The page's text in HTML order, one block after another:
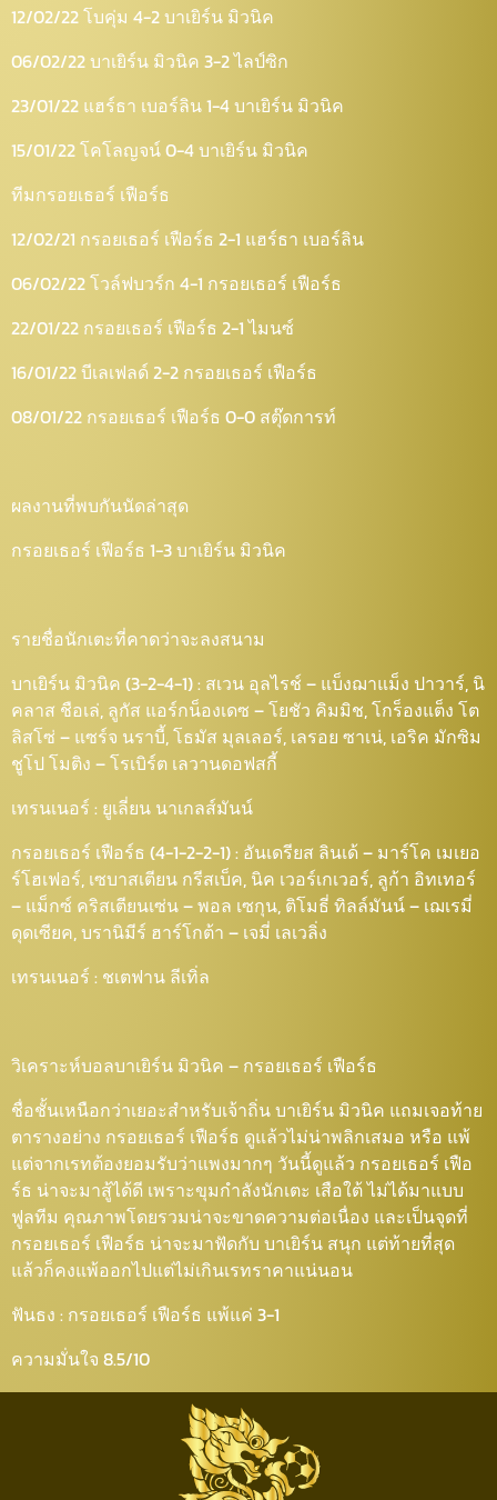
12/02/22 โบคุ่ม 4-2 บาเยิร์น มิวนิค
06/02/22 บาเยิร์น มิวนิค 3-2 ไลป์ซิก
23/01/22 แฮร์ธา เบอร์ลิน 1-4 บาเยิร์น มิวนิค
15/01/22 โคโลญจน์ 0-4 บาเยิร์น มิวนิค
ทีมกรอยเธอร์ เฟือร์ธ
12/02/21 กรอยเธอร์ เฟือร์ธ 2-1 แฮร์ธา เบอร์ลิน
06/02/22 โวล์ฟบวร์ก 4-1 กรอยเธอร์ เฟือร์ธ
22/01/22 กรอยเธอร์ เฟือร์ธ 2-1 ไมนซ์
16/01/22 บีเลเฟลด์ 2-2 กรอยเธอร์ เฟือร์ธ
08/01/22 กรอยเธอร์ เฟือร์ธ 0-0 สตุ๊ดการท์
ผลงานที่พบกันนัดล่าสุด
กรอยเธอร์ เฟือร์ธ 1-3 บาเยิร์น มิวนิค
รายชื่อนักเตะที่คาดว่าจะลงสนาม
บาเยิร์น มิวนิค (3-2-4-1) : สเวน อุลไรช์ – แบ็งฌาแม็ง ปาวาร์, นิ
คลาส ชือเล่, ลูกัส แอร์กน็องเดซ – โยชัว คิมมิช, โกร็องแต็ง โต
ลิสโซ่ – แซร์จ นราบี้, โธมัส มุลเลอร์, เลรอย ซาเน่, เอริค มักซิม
ชูโป โมติง – โรเบิร์ต เลวานดอฟสกี้
เทรนเนอร์ : ยูเลี่ยน นาเกลส์มันน์
กรอยเธอร์ เฟือร์ธ (4-1-2-2-1) : อันเดรียส ลินเด้ – มาร์โค เมเยอ
ร์โฮเฟอร์, เซบาสเตียน กรีสเบ็ค, นิค เวอร์เกเวอร์, ลูก้า อิทเทอร์
– แม็กซ์ คริสเตียนเซ่น – พอล เซกุน, ติโมธี่ ทิลล์มันน์ – เฌเรมี่
ดุดเซียค, บรานิมีร์ ฮาร์โกต้า – เจมี่ เลเวลิ่ง
เทรนเนอร์ : ชเตฟาน ลีเทิ่ล
วิเคราะห์บอลบาเยิร์น มิวนิค – กรอยเธอร์ เฟือร์ธ
ชื่อชั้นเหนือกว่าเยอะสำหรับเจ้าถิ่น บาเยิร์น มิวนิค แถมเจอท้าย
ตารางอย่าง กรอยเธอร์ เฟือร์ธ ดูแล้วไม่น่าพลิกเสมอ หรือ แพ้
แต่จากเรทต้องยอมรับว่าแพงมากๆ วันนี้ดูแล้ว กรอยเธอร์ เฟือ
ร์ธ น่าจะมาสู้ได้ดี เพราะขุมกำลังนักเตะ เสือใต้ ไม่ได้มาแบบ
ฟูลทีม คุณภาพโดยรวมน่าจะขาดความต่อเนื่อง และเป็นจุดที่
กรอยเธอร์ เฟือร์ธ น่าจะมาฟัดกับ บาเยิร์น สนุก แต่ท้ายที่สุด
แล้วก็คงแพ้ออกไปแต่ไม่เกินเรทราคาแน่นอน
ฟันธง : กรอยเธอร์ เฟือร์ธ แพ้แค่ 3-1
ความมั่นใจ 8.5/10